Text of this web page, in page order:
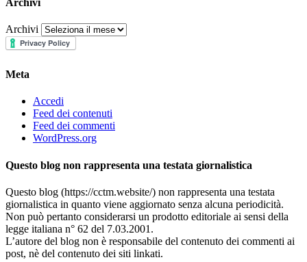
Archivi
Meta
Accedi
Feed dei contenuti
Feed dei commenti
WordPress.org
Questo blog non rappresenta una testata giornalistica
Questo blog (https://cctm.website/) non rappresenta una testata
giornalistica in quanto viene aggiornato senza alcuna periodicità.
Non può pertanto considerarsi un prodotto editoriale ai sensi della
legge italiana n° 62 del 7.03.2001.
L’autore del blog non è responsabile del contenuto dei commenti ai
post, nè del contenuto dei siti linkati.